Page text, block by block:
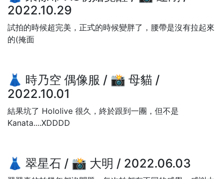
2022.10.29
試拍的時候超完美，正式的時候變胖了，腰帶是沒有拉起來
的(掩面
👗 時乃空 偶像服 / 📸 母貓 /
2022.10.01
結果坑了 Hololive 很久，終於跟到一團，但不是
Kanata....XDDDD
👗 翠星石 / 📸 大明 / 2022.06.03